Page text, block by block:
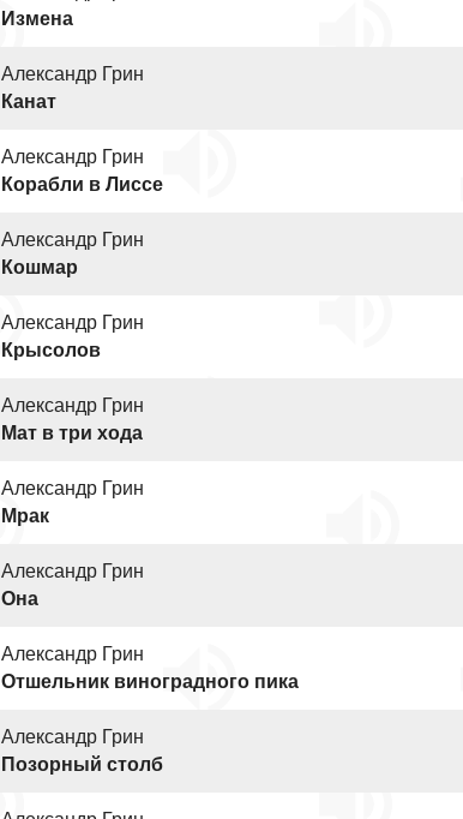
Измена
Александр Грин
Канат
Александр Грин
Корабли в Лиссе
Александр Грин
Кошмар
Александр Грин
Крысолов
Александр Грин
Мат в три хода
Александр Грин
Мрак
Александр Грин
Она
Александр Грин
Отшельник виноградного пика
Александр Грин
Позорный столб